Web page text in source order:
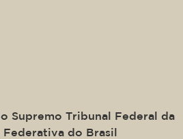
Supremo Tribunal Federal da
Federativa do Brasil